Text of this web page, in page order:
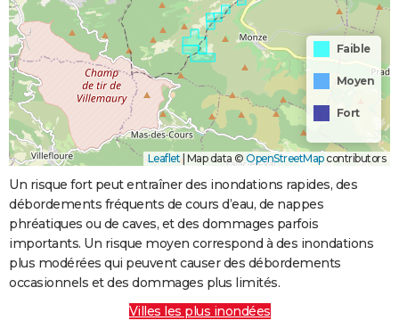
Faible
Moyen
Fort
Leaflet | Map data © OpenStreetMapcontributors
Un risque fort peut entraîner des inondations rapides, des
débordements fréquents de cours d’eau, de nappes
phréatiques ou de caves, et des dommages parfois
importants. Un risque moyen correspond à des inondations
plus modérées qui peuvent causer des débordements
occasionnels et des dommages plus limités.
Villes les plus inondées